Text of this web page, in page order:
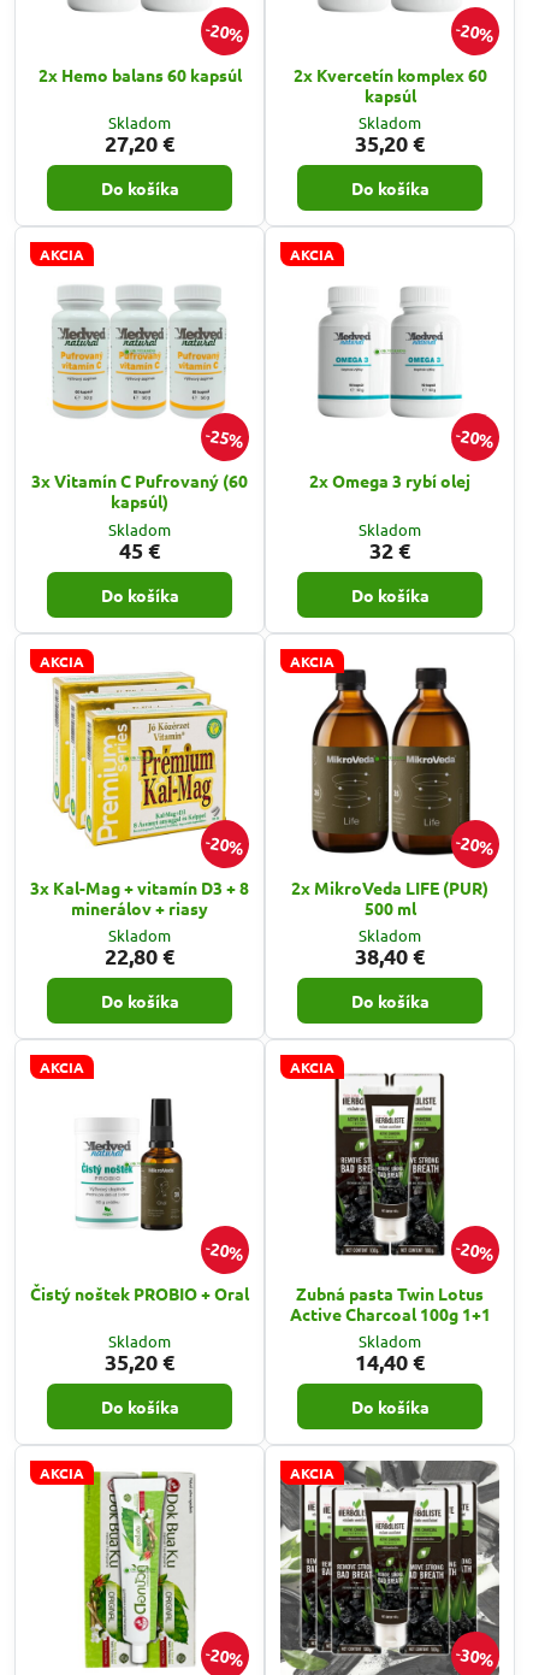
20%
2x Hemo balans 60 kapsúl
Skladom
27,20 €
Do košíka
20%
2x Kvercetín komplex 60
kapsúl
Skladom
35,20 €
Do košíka
25%
AKCIA
3x Vitamín C Pufrovaný (60
kapsúl)
Skladom
45 €
Do košíka
20%
AKCIA
2x Omega 3 rybí olej
Skladom
32 €
Do košíka
20%
AKCIA
3x Kal-Mag + vitamín D3 + 8
minerálov + riasy
Skladom
22,80 €
Do košíka
20%
AKCIA
2x MikroVeda LIFE (PUR)
500 ml
Skladom
38,40 €
Do košíka
20%
AKCIA
Čistý noštek PROBIO + Oral
Skladom
35,20 €
Do košíka
20%
AKCIA
Zubná pasta Twin Lotus
Active Charcoal 100g 1+1
Skladom
14,40 €
Do košíka
20%
AKCIA
30%
AKCIA